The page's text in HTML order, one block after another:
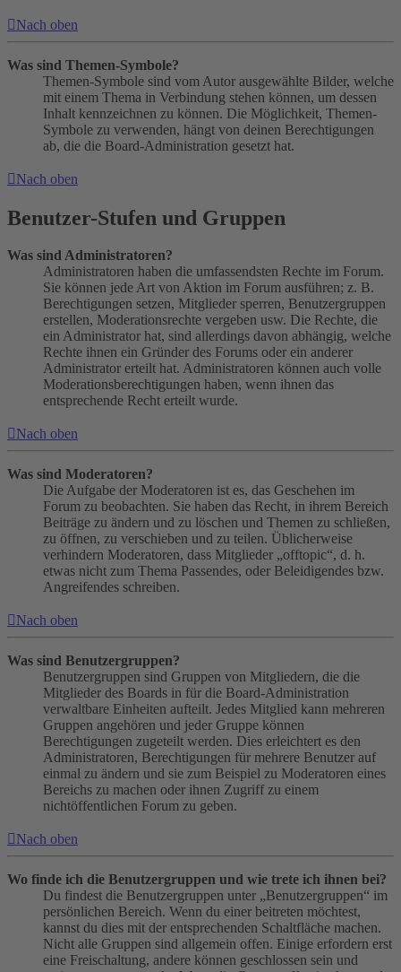
Nach oben
Was sind Themen-Symbole?
Themen-Symbole sind vom Autor ausgewählte Bilder, welche
mit einem Thema in Verbindung stehen können, um dessen
Inhalt kennzeichnen zu können. Die Möglichkeit, Themen-
Symbole zu verwenden, hängt von deinen Berechtigungen
ab, die die Board-Administration gesetzt hat.
Nach oben
Benutzer-Stufen und Gruppen
Was sind Administratoren?
Administratoren haben die umfassendsten Rechte im Forum.
Sie können jede Art von Aktion im Forum ausführen; z. B.
Berechtigungen setzen, Mitglieder sperren, Benutzergruppen
erstellen, Moderationsrechte vergeben usw. Die Rechte, die
ein Administrator hat, sind allerdings davon abhängig, welche
Rechte ihnen ein Gründer des Forums oder ein anderer
Administrator erteilt hat. Administratoren können auch volle
Moderationsberechtigungen haben, wenn ihnen das
entsprechende Recht erteilt wurde.
Nach oben
Was sind Moderatoren?
Die Aufgabe der Moderatoren ist es, das Geschehen im
Forum zu beobachten. Sie haben das Recht, in ihrem Bereich
Beiträge zu ändern und zu löschen und Themen zu schließen,
zu öffnen, zu verschieben und zu teilen. Üblicherweise
verhindern Moderatoren, dass Mitglieder „offtopic“, d. h.
etwas nicht zum Thema Passendes, oder Beleidigendes bzw.
Angreifendes schreiben.
Nach oben
Was sind Benutzergruppen?
Benutzergruppen sind Gruppen von Mitgliedern, die die
Mitglieder des Boards in für die Board-Administration
verwaltbare Einheiten aufteilt. Jedes Mitglied kann mehreren
Gruppen angehören und jeder Gruppe können
Berechtigungen zugeteilt werden. Dies erleichtert es den
Administratoren, Berechtigungen für mehrere Benutzer auf
einmal zu ändern und sie zum Beispiel zu Moderatoren eines
Bereichs zu machen oder ihnen Zugriff zu einem
nichtöffentlichen Forum zu geben.
Nach oben
Wo finde ich die Benutzergruppen und wie trete ich ihnen bei?
Du findest die Benutzergruppen unter „Benutzergruppen“ im
persönlichen Bereich. Wenn du einer beitreten möchtest,
kannst du dies mit der entsprechenden Schaltfläche machen.
Nicht alle Gruppen sind allgemein offen. Einige erfordern erst
eine Freischaltung, andere können geschlossen sein und